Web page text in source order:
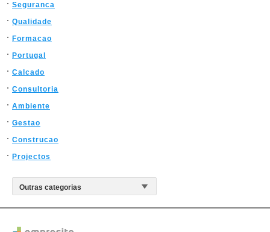
Seguranca
Qualidade
Formacao
Portugal
Calcado
Consultoria
Ambiente
Gestao
Construcao
Projectos